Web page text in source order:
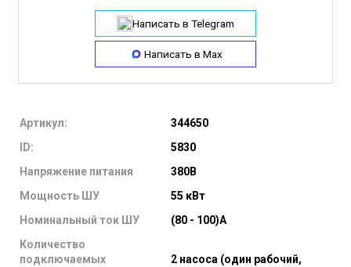
Артикул:
344650
ID:
5830
Напряжение питания
380В
Мощность ШУ
55 кВт
Номинальный ток ШУ
(80 - 100)А
Количество
подключаемых
2 насоса (один рабочий,
Написать в Telegram
Написать в Max